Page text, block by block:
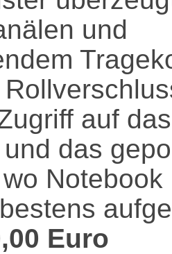
und
auf
das
Notebook
Euro